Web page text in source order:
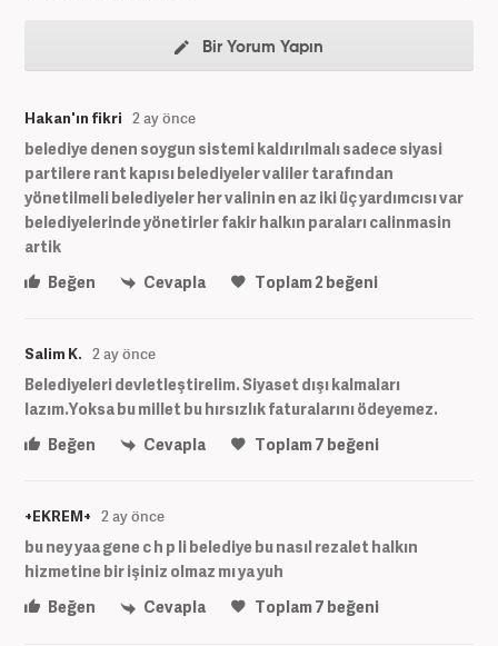
Bir Yorum Yapın
Hakan'ın fikri 2 ay önce
belediye denen soygun sistemi kaldırılmalı sadece siyasi
partilere rant kapısı belediyeler valiler tarafından
yönetilmeli belediyeler her valinin en az iki üç yardımcısı var
belediyelerinde yönetirler fakir halkın paraları calinmasin
artik
Beğen
Cevapla Toplam2 beğeni
Salim K. 2 ay önce
Belediyeleri devletleştirelim. Siyaset dışı kalmaları
lazım.Yoksa bu millet bu hırsızlık faturalarını ödeyemez.
Beğen
Cevapla Toplam7 beğeni
+EKREM+ 2 ay önce
bu ney yaa gene c h p li belediye bu nasıl rezalet halkın
hizmetine bir işiniz olmaz mı ya yuh
Beğen
Cevapla Toplam7 beğeni